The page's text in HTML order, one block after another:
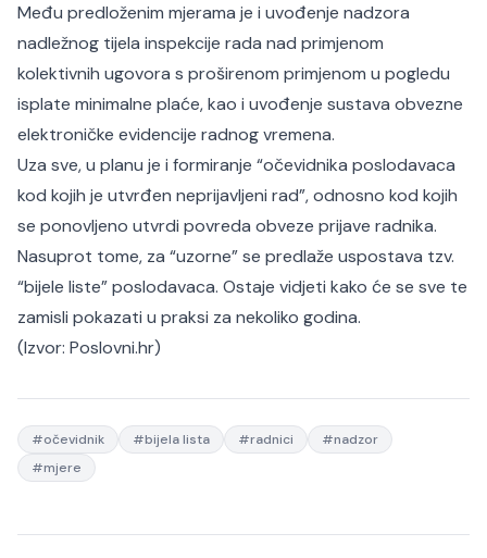
Među predloženim mjerama je i uvođenje nadzora
nadležnog tijela inspekcije rada nad primjenom
kolektivnih ugovora s proširenom primjenom u pogledu
isplate minimalne plaće, kao i uvođenje sustava obvezne
elektroničke evidencije radnog vremena.
Uza sve, u planu je i formiranje “očevidnika poslodavaca
kod kojih je utvrđen neprijavljeni rad”, odnosno kod kojih
se ponovljeno utvrdi povreda obveze prijave radnika.
Nasuprot tome, za “uzorne” se predlaže uspostava tzv.
“bijele liste” poslodavaca. Ostaje vidjeti kako će se sve te
zamisli pokazati u praksi za nekoliko godina.
(Izvor: Poslovni.hr)
#očevidnik #bijela lista #radnici #nadzor
#mjere